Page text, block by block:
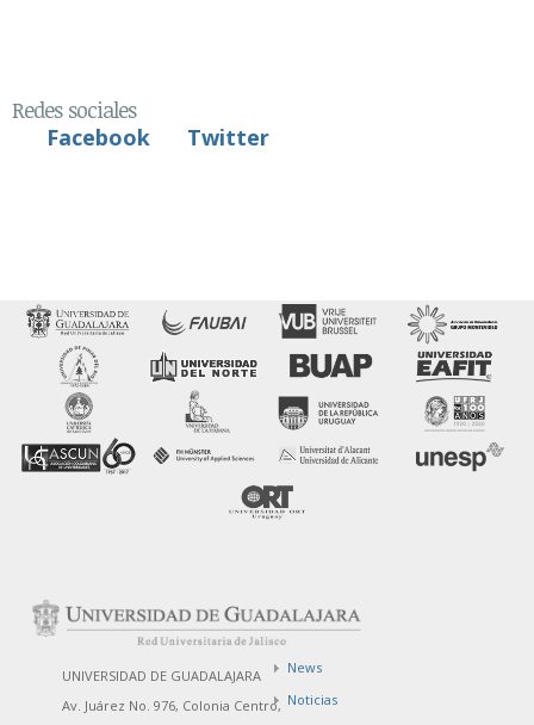
Redes sociales
Facebook
Twitter
UNIVERSIDAD DE GUADALAJARA
Av. Juárez No. 976, Colonia Centro,
News
Noticias